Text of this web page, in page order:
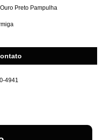
Preto Pampulha
4941